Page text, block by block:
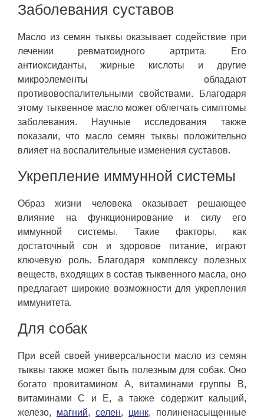
Заболевания суставов
Масло из семян тыквы оказывает содействие при
лечении ревматоидного артрита. Его
антиоксиданты, жирные кислоты и другие
микроэлементы обладают
противовоспалительными свойствами. Благодаря
этому тыквенное масло может облегчать симптомы
заболевания. Научные исследования также
показали, что масло семян тыквы положительно
влияет на воспалительные изменения суставов.
Укрепление иммунной системы
Образ жизни человека оказывает решающее
влияние на функционирование и силу его
иммунной системы. Такие факторы, как
достаточный сон и здоровое питание, играют
ключевую роль. Благодаря комплексу полезных
веществ, входящих в состав тыквенного масла, оно
предлагает широкие возможности для укрепления
иммунитета.
Для собак
При всей своей универсальности масло из семян
тыквы также может быть полезным для собак. Оно
богато провитамином А, витаминами группы В,
витаминами С и Е, а также содержит кальций,
железо, магний, селен, цинк, полиненасыщенные